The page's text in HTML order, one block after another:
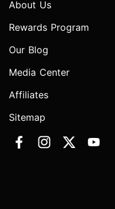
About Us
Rewards Program
Our Blog
Media Center
Affiliates
Sitemap